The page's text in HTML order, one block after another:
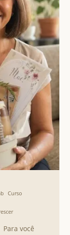
Curso
Para você